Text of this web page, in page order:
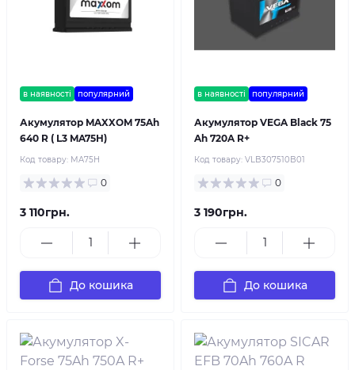
в наявності популярний
Акумулятор MAXXOM 75Ah
640 R ( L3 MA75H)
Код товару: MA75H
0
3 110грн.
До кошика
в наявності популярний
Акумулятор VEGA Black 75
Ah 720A R+
Код товару: VLB307510B01
0
3 190грн.
До кошика